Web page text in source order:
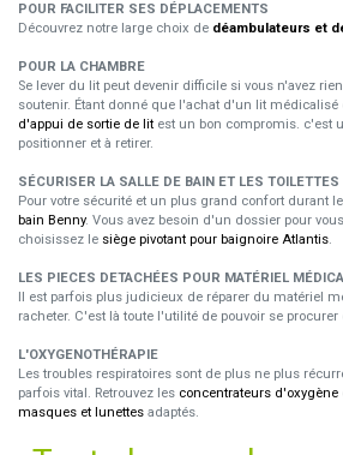
POUR FACILITER SES DÉPLACEMENTS
Découvrez notre large choix de déambulateurs et
POUR LA CHAMBRE
Se lever du lit peut devenir difficile si vous n'avez
soutenir. Étant donné que l'achat d'un lit médicalisé
d'appui de sortie de lit est un bon compromis. c'est
positionner et à retirer.
SÉCURISER LA SALLE DE BAIN ET LES TOILETTES
Pour votre sécurité et un plus grand confort durant
bain Benny. Vous avez besoin d'un dossier pour
choisissez le siège pivotant pour baignoire Atlantis.
LES PIECES DETACHÉES POUR MATÉRIEL
Il est parfois plus judicieux de réparer du matériel
racheter. C'est là toute l'utilité de pouvoir se procurer
L'OXYGENOTHÉRAPIE
Les troubles respiratoires sont de plus ne plus
parfois vital. Retrouvez les concentrateurs d'oxygène
masques et lunettes adaptés.